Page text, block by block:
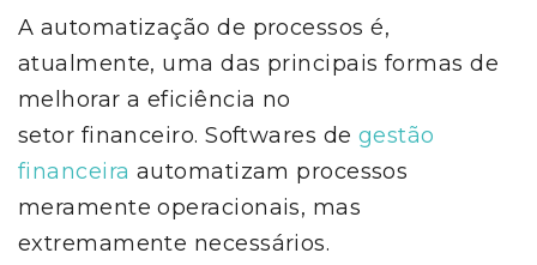
A automatização de processos é,
atualmente, uma das principais formas de
melhorar a eficiência no
setor financeiro. Softwares de gestão
financeira automatizam processos
meramente operacionais, mas
extremamente necessários.